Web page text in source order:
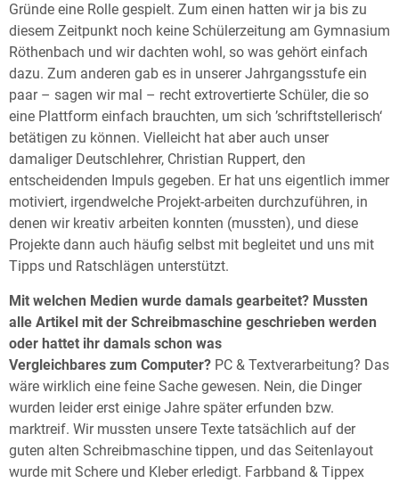
Gründe eine Rolle gespielt. Zum einen hatten wir ja bis zu
diesem Zeitpunkt noch keine Schülerzeitung am Gymnasium
Röthenbach und wir dachten wohl, so was gehört einfach
dazu. Zum anderen gab es in unserer Jahrgangsstufe ein
paar – sagen wir mal – recht extrovertierte Schüler, die so
eine Plattform einfach brauchten, um sich ’schriftstellerisch‘
betätigen zu können. Vielleicht hat aber auch unser
damaliger Deutschlehrer, Christian Ruppert, den
entscheidenden Impuls gegeben. Er hat uns eigentlich immer
motiviert, irgendwelche Projekt-arbeiten durchzuführen, in
denen wir kreativ arbeiten konnten (mussten), und diese
Projekte dann auch häufig selbst mit begleitet und uns mit
Tipps und Ratschlägen unterstützt.
Mit welchen Medien wurde damals gearbeitet? Mussten
alle Artikel mit der Schreibmaschine geschrieben werden
oder hattet ihr damals schon was
Vergleichbares zum Computer? PC & Textverarbeitung? Das
wäre wirklich eine feine Sache gewesen. Nein, die Dinger
wurden leider erst einige Jahre später erfunden bzw.
marktreif. Wir mussten unsere Texte tatsächlich auf der
guten alten Schreibmaschine tippen, und das Seitenlayout
wurde mit Schere und Kleber erledigt. Farbband & Tippex